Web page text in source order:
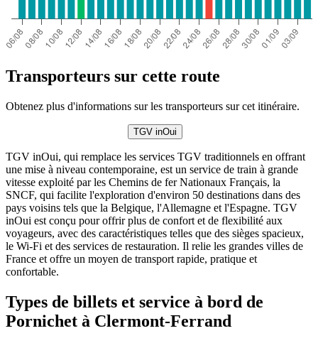
Transporteurs sur cette route
Obtenez plus d'informations sur les transporteurs sur cet itinéraire.
TGV inOui
TGV inOui, qui remplace les services TGV traditionnels en offrant
une mise à niveau contemporaine, est un service de train à grande
vitesse exploité par les Chemins de fer Nationaux Français, la
SNCF, qui facilite l'exploration d'environ 50 destinations dans des
pays voisins tels que la Belgique, l'Allemagne et l'Espagne. TGV
inOui est conçu pour offrir plus de confort et de flexibilité aux
voyageurs, avec des caractéristiques telles que des sièges spacieux,
le Wi-Fi et des services de restauration. Il relie les grandes villes de
France et offre un moyen de transport rapide, pratique et
confortable.
Types de billets et service à bord de
Pornichet à Clermont-Ferrand